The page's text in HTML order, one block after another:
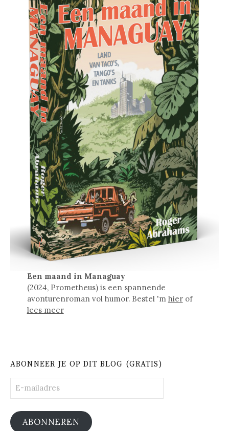
Een maand in Managuay
(2024, Prometheus) is een spannende
avonturenroman vol humor. Bestel 'm hierof
lees meer
ABONNEER JE OP DIT BLOG (GRATIS)
mailadres
ABONNEREN